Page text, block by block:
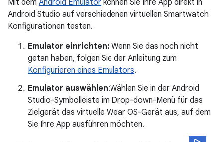
Mit dem Android Emulator können Sie Ihre App direkt in
Android Studio auf verschiedenen virtuellen Smartwatch
Konfigurationen testen.
Emulator einrichten: Wenn Sie das noch nicht
getan haben, folgen Sie der Anleitung zum
Konfigurieren eines Emulators.
Emulator auswählen:Wählen Sie in der Android
Studio-Symbolleiste im Drop-down-Menü für das
Zielgerät das virtuelle Wear OS-Gerät aus, auf dem
Sie Ihre App ausführen möchten.